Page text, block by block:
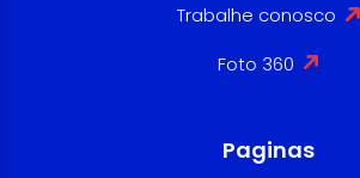
Trabalhe conosco
Foto 360
Paginas